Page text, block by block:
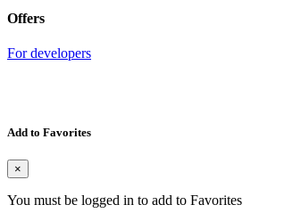
Offers
For developers
Add to Favorites
×
You must be logged in to add to Favorites